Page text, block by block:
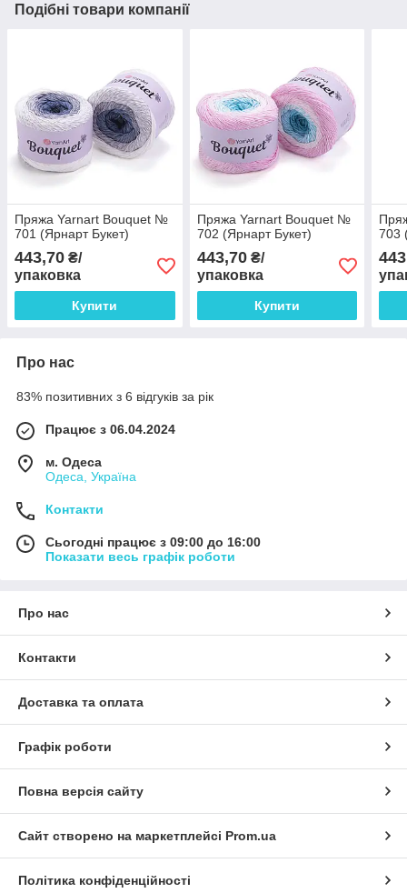
Подібні товари компанії
Пряжа Yarnart Bouquet №
701 (Ярнарт Букет)
443,70 ₴/
упаковка
Купити
Пряжа Yarnart Bouquet №
702 (Ярнарт Букет)
443,70₴/
упаковка
Купити
703
Про нас
83% позитивних з 6 відгуків за рік
Працює з 06.04.2024
м. Одеса
Одеса, Україна
Контакти
Сьогодні працює з 09:00 до 16:00
Показати весь графік роботи
Про нас
Контакти
Доставка та оплата
Графік роботи
Повна версія сайту
Сайт створено на маркетплейсі Prom.ua
Політика конфіденційності